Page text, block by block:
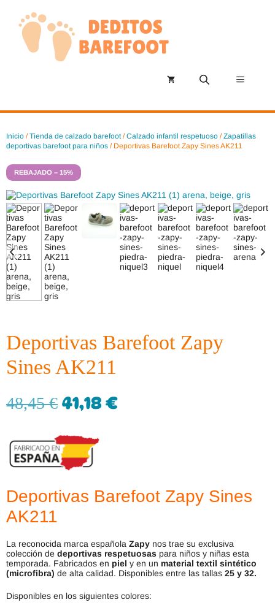
contenido
Menú
Inicio /Tienda de calzado barefoot/Calzado infantil respetuoso /Zapatillas
deportivas barefoot para niños / Deportivas Barefoot Zapy Sines AK211
REBAJADO – 15%
Deportivas Barefoot Zapy
Sines AK211
48,45€ 41,18 €
Deportivas Barefoot Zapy Sines
AK211
La reconocida marca española Zapy nos trae su exclusiva
colección de deportivas respetuosas para niños y niñas esta
temporada. Fabricados en piel y en un material textil sintético
(microfibra) de alta calidad. Disponibles entre las tallas 25 y 32.
Disponibles en los siguientes colores: